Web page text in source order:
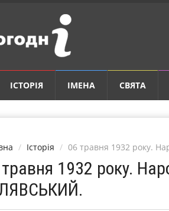
ІСТОРІЯ ІМЕНА СВЯТА
Історія 06 травня 1932 року.
1932 року.